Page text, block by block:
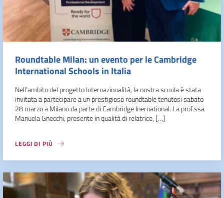
Roundtable Milan: un evento per le Cambridge
International Schools in Italia
Nell’ambito del progetto Internazionalità, la nostra scuola è stata
invitata a partecipare a un prestigioso roundtable tenutosi sabato
28 marzo a Milano da parte di Cambridge Inernational. La prof.ssa
Manuela Gnecchi, presente in qualità di relatrice, […]
LEGGI DI PIÙ